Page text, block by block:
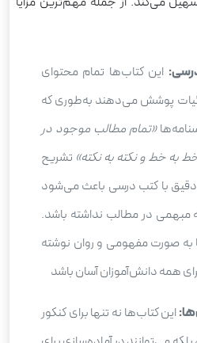
این کتاب‌ها تمام محتوای
پوشش می‌دهند به‌طوری که
«تمام مطالب موجود در
به خط و نکته به نکته» تشریح
دقیق با کتب درسی باعث می‌شود
در مطالب نداشته باشد.
به صورت مفهومی و روان نوشته
همه دانش‌آموزان آسان باشد
این کتاب‌ها نه تنها برای کنکور